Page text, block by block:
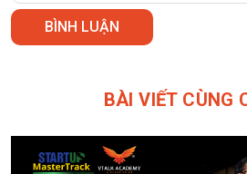
BÀI VIẾT CÙNG